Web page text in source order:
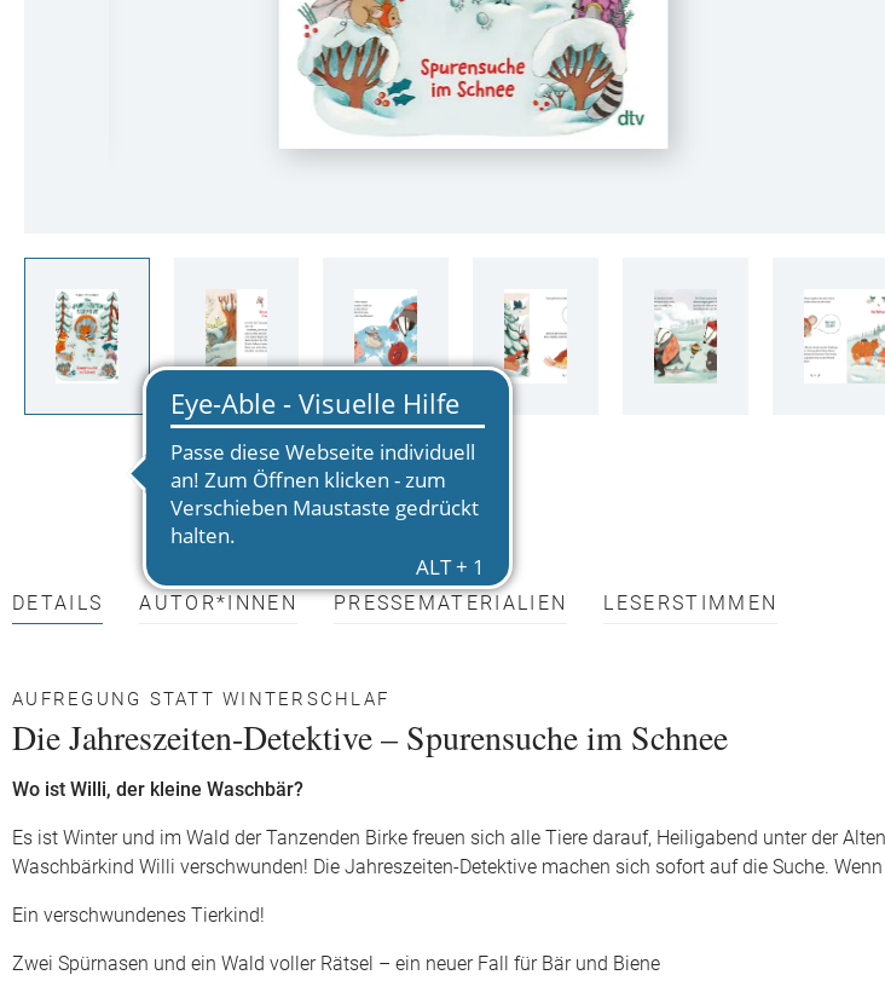
DETAILS AUTOR*INNEN PRESSEMATERIALIEN LESERSTIMMEN
AUFREGUNG STATT WINTERSCHLAF
Die Jahreszeiten-Detektive – Spurensuche im Schnee
Wo ist Willi, der kleine Waschbär?
Es ist Winter und im Wald der Tanzenden Birke freuen sich alle Tiere darauf, Heiligabend unter der
Waschbärkind Willi verschwunden! Die Jahreszeiten-Detektive machen sich sofort auf die Suche.
Ein verschwundenes Tierkind!
Zwei Spürnasen und ein Wald voller Rätsel – ein neuer Fall für Bär und Biene